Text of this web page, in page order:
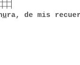
ura, de mis